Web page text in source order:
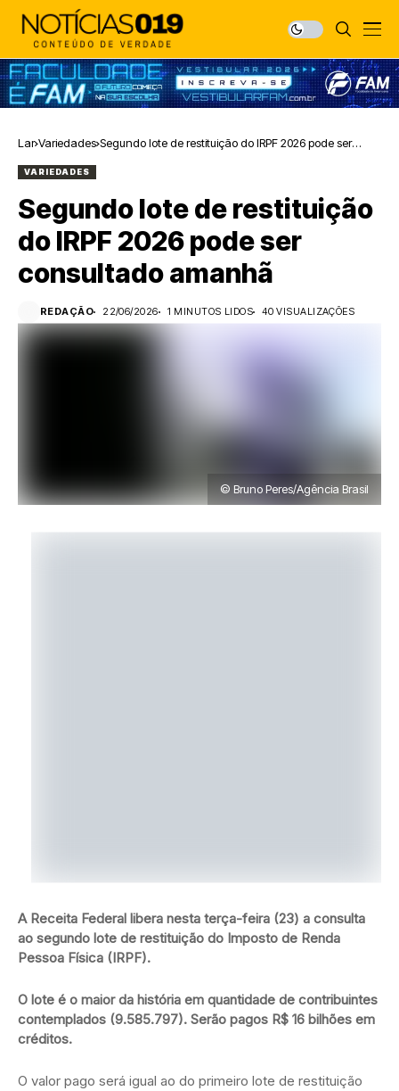
Lar Variedades Segundo lote de restituição do IRPF 2026 pode ser
VARIEDADES
Segundo lote de restituição
do IRPF 2026 pode ser
consultado amanhã
REDAÇÃO 22/06/2026 1 MINUTOS LIDOS 40 VISUALIZAÇÕES
© Bruno Peres/Agência Brasil
A Receita Federal libera nesta terça-feira (23) a consulta
ao segundo lote de restituição do Imposto de Renda
Pessoa Física (IRPF).
O lote é o maior da história em quantidade de contribuintes
contemplados (9.585.797). Serão pagos R$ 16 bilhões em
créditos.
O valor pago será igual ao do primeiro lote de restituição